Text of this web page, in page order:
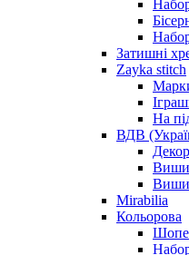
Затишні
Zayka stitch
На
ВДВ
Mirabilia
Кольорова